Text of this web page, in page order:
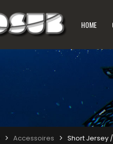
HOME
Accessoires Short Jersey